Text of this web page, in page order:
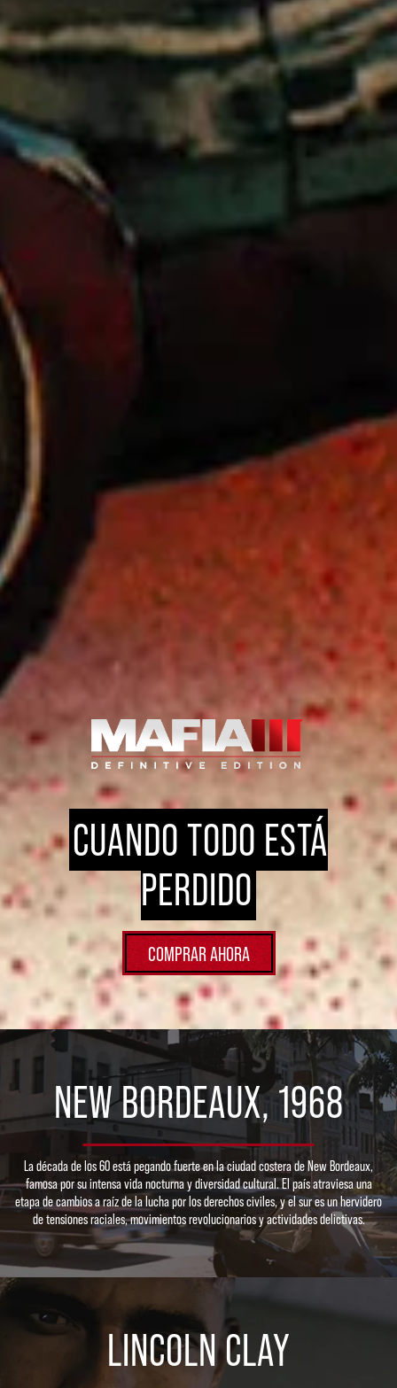
CUANDO TODO ESTÁ
PERDIDO
COMPRAR AHORA
NEW BORDEAUX, 1968
La década de los 60 está pegando fuerte en la ciudad costera de New Bordeaux,
famosa por su intensa vida nocturna y diversidad cultural. El país atraviesa una
etapa de cambios a raíz de la lucha por los derechos civiles, y el sur es un hervidero
de tensiones raciales, movimientos revolucionarios y actividades delictivas.
LINCOLN CLAY